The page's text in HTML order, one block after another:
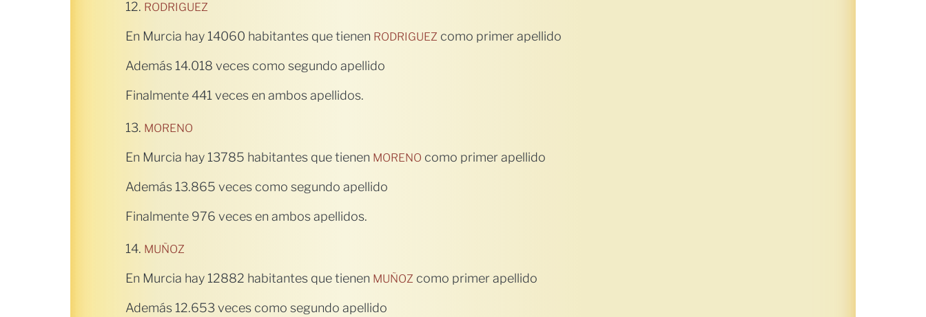
12. RODRIGUEZ
En Murcia hay 14060 habitantes que tienen RODRIGUEZ como primer apellido
Además 14.018 veces como segundo apellido
Finalmente 441 veces en ambos apellidos.
13. MORENO
En Murcia hay 13785 habitantes que tienen MORENO como primer apellido
Además 13.865 veces como segundo apellido
Finalmente 976 veces en ambos apellidos.
14. MUÑOZ
En Murcia hay 12882 habitantes que tienen MUÑOZ como primer apellido
Además 12.653 veces como segundo apellido